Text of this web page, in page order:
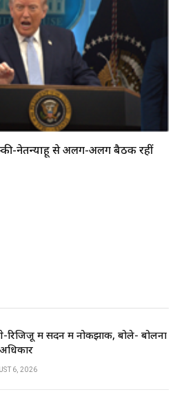
नेतन्याहू से अलग-अलग बैठकें रहीं
रिजिजू में सदन में नोकझोंक, बोले- बोलना
6, 2026